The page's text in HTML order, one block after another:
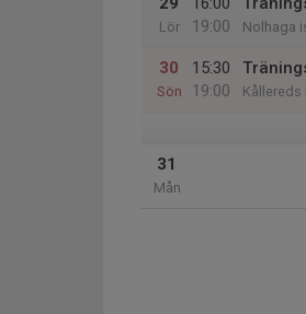
Lör
19:00
Nolhaga
30
Sön
15:30
19:00
Kållereds
31
Mån